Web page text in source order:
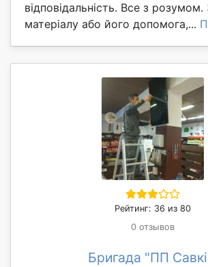
відповідальність. Все з розумом.
матеріалу або його допомога,...
Рейтинг: 36 из 80
0 отзывов
Бригада "ПП